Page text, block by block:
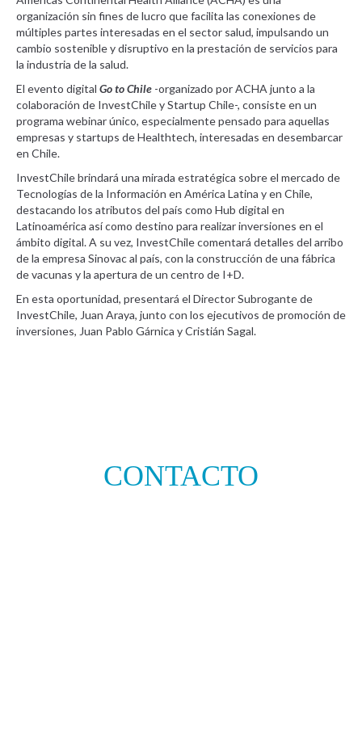
organización sin fines de lucro que facilita las conexiones de
múltiples partes interesadas en el sector salud, impulsando un
cambio sostenible y disruptivo en la prestación de servicios para
la industria de la salud.
El evento digital Go to Chile -organizado por ACHA junto a la
colaboración de InvestChile y Startup Chile-, consiste en un
programa webinar único, especialmente pensado para aquellas
empresas y startups de Healthtech, interesadas en desembarcar
en Chile.
InvestChile brindará una mirada estratégica sobre el mercado de
Tecnologías de la Información en América Latina y en Chile,
destacando los atributos del país como Hub digital en
Latinoamérica así como destino para realizar inversiones en el
ámbito digital. A su vez, InvestChile comentará detalles del arribo
de la empresa Sinovac al país, con la construcción de una fábrica
de vacunas y la apertura de un centro de I+D.
En esta oportunidad, presentará el Director Subrogante de
InvestChile, Juan Araya, junto con los ejecutivos de promoción de
inversiones, Juan Pablo Gárnica y Cristián Sagal.
CONTACTO